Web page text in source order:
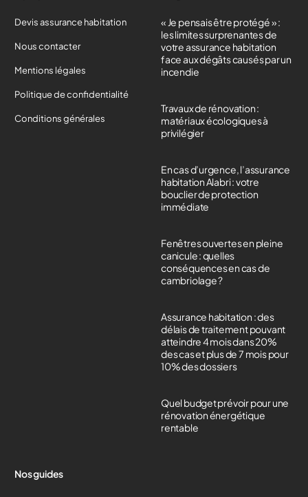
Devis assurance habitation
Nous contacter
Mentions légales
Politique de confidentialité
Conditions générales
« Je pensais être protégé » :
les limites surprenantes de
votre assurance habitation
face aux dégâts causés par un
incendie
Travaux de rénovation :
matériaux écologiques à
privilégier
En cas d’urgence, l’assurance
habitation Alabri : votre
bouclier de protection
immédiate
Fenêtres ouvertes en pleine
canicule : quelles
conséquences en cas de
cambriolage ?
Assurance habitation : des
délais de traitement pouvant
atteindre 4 mois dans 20%
des cas et plus de 7 mois pour
10% des dossiers
Quel budget prévoir pour une
rénovation énergétique
rentable
Nos guides